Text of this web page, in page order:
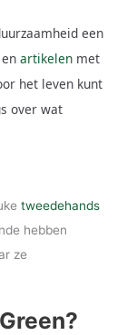
een
en artikelen met
het leven kunt
over wat
tweedehands
hebben
ze